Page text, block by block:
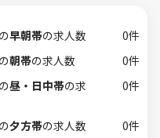
早朝帯の求人数
0件
朝帯の求人数
0件
昼・日中帯の求
0件
夕方帯の求人数
0件